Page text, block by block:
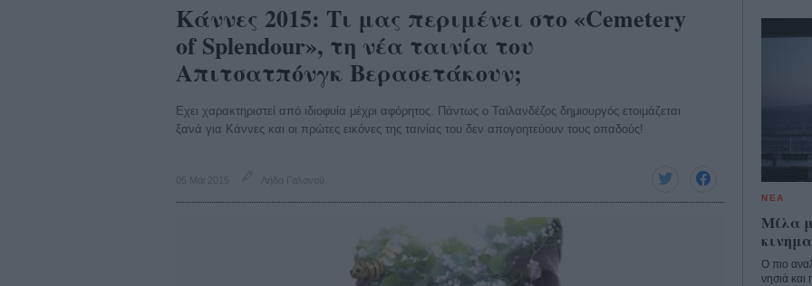
Κάννες 2015: Τι μας περιμένει στο «Cemetery
of Splendour», τη νέα ταινία του
Απιτσατπόνγκ Βερασετάκουν;
Εχει χαρακτηριστεί από ιδιοφυία μέχρι αφόρητος. Πάντως ο Ταϊλανδέζος δημιουργός ετοιμάζεται
ξανά για Κάννες και οι πρώτες εικόνες της ταινίας του δεν απογοητεύουν τους οπαδούς!
05 Μάι 2015 Λήδα Γαλανού
ΝΕΑ
Μίλα
Ο πιο
νησιά και